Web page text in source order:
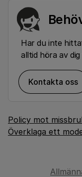
Har du inte
alltid höra av dig
Kontakta oss
Policy mot
Överklaga ett